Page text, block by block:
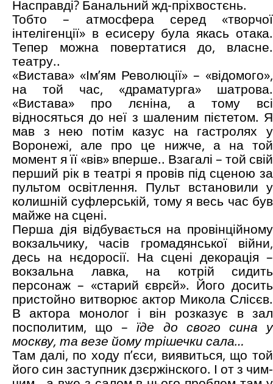
Насправді? Банальний жд-пріхвостєнь.
Тобто – атмосфера серед «творчої
інтелігенції» в есисеру була якась отака.
Тепер можна повертатися до, власне.
театру..
«Вистава» «Ім’ям Революції» – «відомого»,
на той час, «драматурга» шатрова.
«Вистава» про лєніна, а тому всі
відносяться до неї з шаленим пієтетом. Я
мав з нею потім казус на гастролях у
Воронежі, але про це нижче, а на той
момент я її «вів» вперше.. Взагалі – той свій
перший рік в театрі я провів під сценою за
пультом освітлення. Пульт встановили у
колишній суфлерській, тому я весь час був
майже на сцені.
Перша дія відбувається на провінційному
вокзальчику, часів громадянської війни,
десь на нєдоросії. На сцені декорація –
вокзальна лавка, на котрій сидить
персонаж – «старий єврєй». Його досить
пристойно витворює актор Микола Слісєв.
В актора монолог і він розказує в зал
посполитим, що –їде до свого сина у
москву, та везе йому трішечки сала…
Там далі, по ходу п’єси, виявиться, що той
його син заступник дзєржінского. І от з чим-